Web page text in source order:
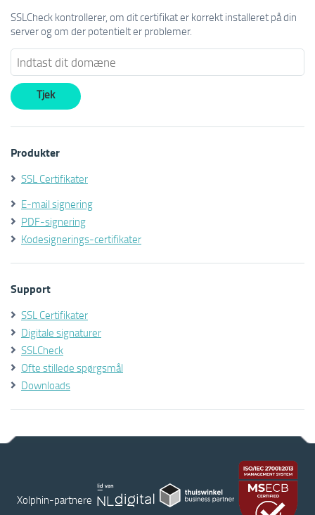
SSLCheck kontrollerer, om dit certifikat er korrekt installeret på din
server og om der potentielt er problemer.
Produkter
SSL Certifikater
E-mail signering
PDF-signering
Kodesignerings-certifikater
Support
SSL Certifikater
Digitale signaturer
SSLCheck
Ofte stillede spørgsmål
Downloads
Xolphin-partnere